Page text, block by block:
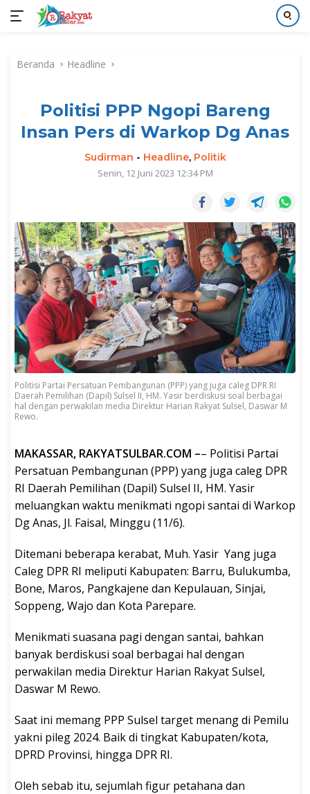
kontenBeranda Headline
Politisi PPP Ngopi Bareng
Insan Pers di Warkop Dg Anas
Sudirman - Headline, Politik
Senin, 12 Juni 2023 12:34 PM
Politisi Partai Persatuan Pembangunan (PPP) yang juga caleg DPR RI
Daerah Pemilihan (Dapil) Sulsel II, HM. Yasir berdiskusi soal berbagai
hal dengan perwakilan media Direktur Harian Rakyat Sulsel, Daswar M
Rewo.
MAKASSAR, RAKYATSULBAR.COM –– Politisi Partai
Persatuan Pembangunan (PPP) yang juga caleg DPR
RI Daerah Pemilihan (Dapil) Sulsel II, HM. Yasir
meluangkan waktu menikmati ngopi santai di Warkop
Dg Anas, Jl. Faisal, Minggu (11/6).
Ditemani beberapa kerabat, Muh. Yasir Yang juga
Caleg DPR RI meliputi Kabupaten: Barru, Bulukumba,
Bone, Maros, Pangkajene dan Kepulauan, Sinjai,
Soppeng, Wajo dan Kota Parepare.
Menikmati suasana pagi dengan santai, bahkan
banyak berdiskusi soal berbagai hal dengan
perwakilan media Direktur Harian Rakyat Sulsel,
Daswar M Rewo.
Saat ini memang PPP Sulsel target menang di Pemilu
yakni pileg 2024. Baik di tingkat Kabupaten/kota,
DPRD Provinsi, hingga DPR RI.
Oleh sebab itu, sejumlah figur petahana dan